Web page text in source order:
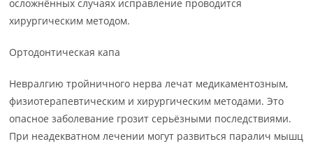
осложнённых случаях исправление проводится
хирургическим методом.
Ортодонтическая капа
Невралгию тройничного нерва лечат медикаментозным,
физиотерапевтическим и хирургическим методами. Это
опасное заболевание грозит серьёзными последствиями.
При неадекватном лечении могут развиться паралич мышц